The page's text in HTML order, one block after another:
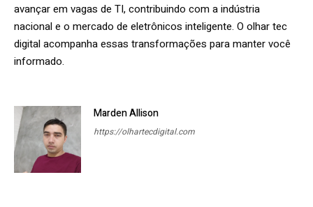
avançar em vagas de TI, contribuindo com a indústria
nacional e o mercado de eletrônicos inteligente. O olhar tec
digital acompanha essas transformações para manter você
informado.
Marden Allison
https://olhartecdigital.com